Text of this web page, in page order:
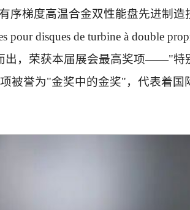
梯度高温合金双性能盘先进制造
pour disques de turbine à double
出，荣获本届展会最高奖项——"特
项被誉为"金奖中的金奖"，代表着